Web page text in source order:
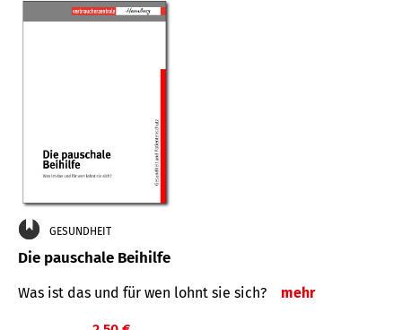
GESUNDHEIT
Die pauschale Beihilfe
Was ist das und für wen lohnt sie sich? mehr